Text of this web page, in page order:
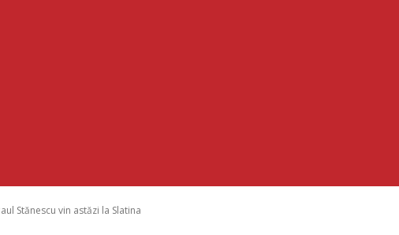
Stănescu vin astăzi la Slatina